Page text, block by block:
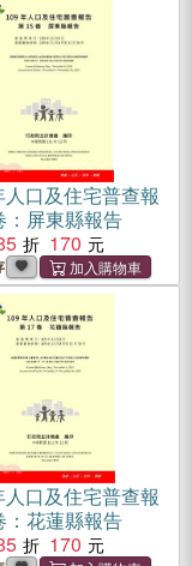
人口及住宅普查報
：屏東縣報告
170
人口及住宅普查報
：花蓮縣報告
170